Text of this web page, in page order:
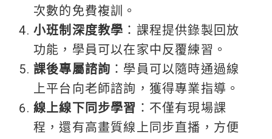
次數的免費複訓。
小班制深度教學 ：課程提供錄製回放
功能，學員可以在家中反覆練習。
課後專屬諮詢 ：學員可以隨時通過線
上平台向老師諮詢，獲得專業指導。
線上線下同步學習 ：不僅有現場課
程，還有高畫質線上同步直播，方便